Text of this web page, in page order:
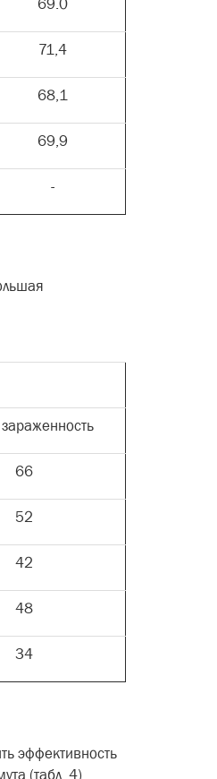
69.0
71,4
68,1
69,9
-
66
52
42
48
34
эффективность
(табл. 4).